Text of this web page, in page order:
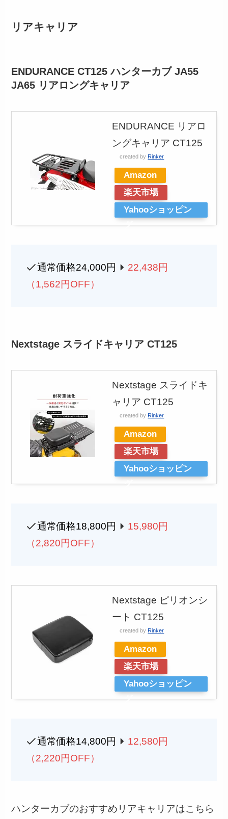
リアキャリア
ENDURANCE CT125 ハンターカブ JA55
JA65 リアロングキャリア
ENDURANCE リアロ
ングキャリア CT125
created by Rinker
Amazon
楽天市場
Yahooショッピン
グ
通常価格24,000円 22,438円
（1,562円OFF）
Nextstage スライドキャリア CT125
Nextstage スライドキ
ャリア CT125
created by Rinker
Amazon
楽天市場
Yahooショッピン
グ
通常価格18,800円
15,980円
（2,820円OFF）
Nextstage ピリオンシ
ート CT125
created by Rinker
Amazon
楽天市場
Yahooショッピン
グ
通常価格14,800円
12,580円
（2,220円OFF）
ハンターカブのおすすめリアキャリアはこちら